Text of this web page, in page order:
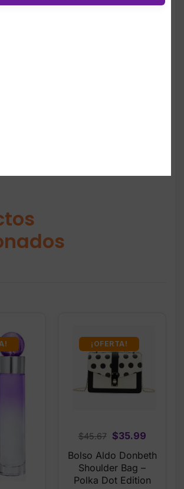
¡OFERTA!
$45.67
Original
price
was:
$45.67.
$35.99Current
price
$35.99.
Bolso Aldo Donbeth
Shoulder Bag –
Polka Dot Edition